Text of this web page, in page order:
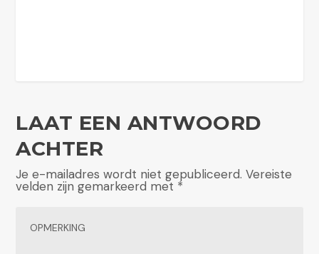
LAAT EEN ANTWOORD
ACHTER
Je e-mailadres wordt niet gepubliceerd. Vereiste
velden zijn gemarkeerd met *